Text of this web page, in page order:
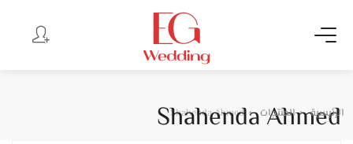
Shahenda Ahmed
الرئيسية المنتجات Shahenda Ahmed